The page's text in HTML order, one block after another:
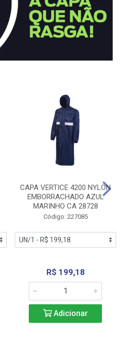
CAPA VERTICE 4200 NYLON
EMBORRACHADO AZUL
MARINHO CA 28728
Código: 227085
R$ 199,18
Adicionar